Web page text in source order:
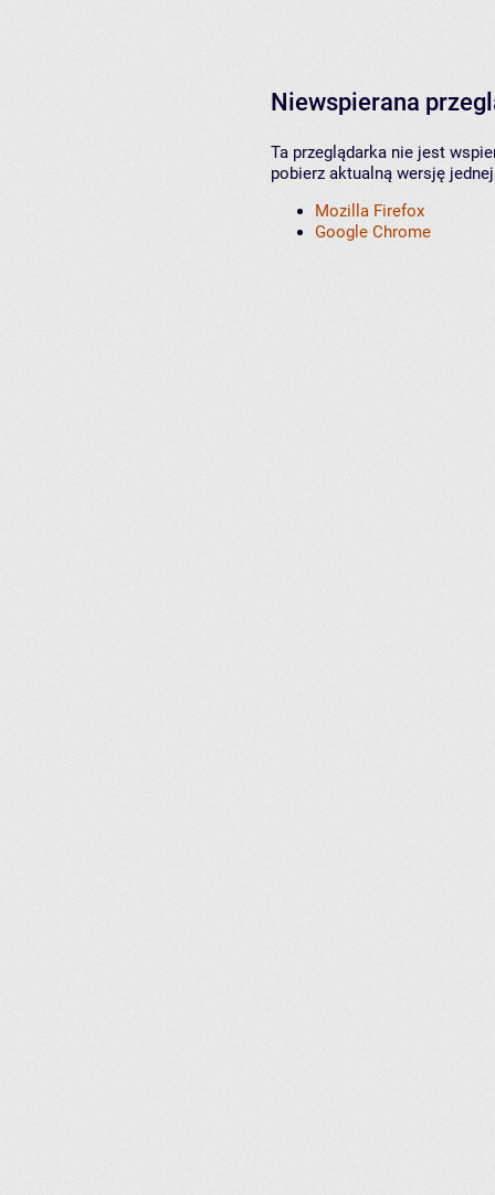
Niewspierana
Ta przeglądarka nie jest
pobierz aktualną wersję
Mozilla Firefox
Google Chrome